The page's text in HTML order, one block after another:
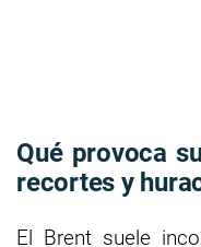
Qué provoca
recortes y
El Brent suele